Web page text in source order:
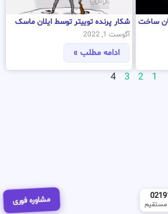
ساخت شکار پرنده توییتر توسط ایلان ماسک
آگوست 1, 2022
ادامه مطلب »
1
2
3
4
مستقیم مشاوره فوری